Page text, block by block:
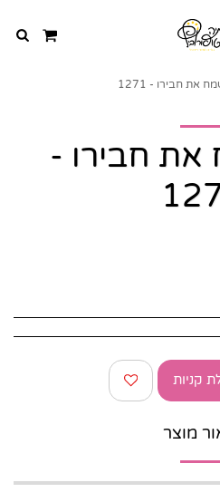
את חבירו - 1271
את חבירו -
קניות
מוצר